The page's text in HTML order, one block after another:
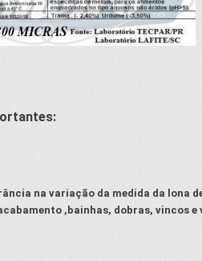
na variação da medida da lona
,bainhas, dobras, vincos